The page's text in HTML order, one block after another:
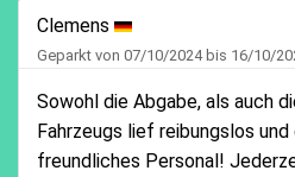
Clemens
Geparkt von 07/10/2024 bis 16/10/
Sowohl die Abgabe, als auch
Fahrzeugs lief reibungslos
freundliches Personal!